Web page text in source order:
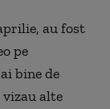
au fost
pe
bine de
alte